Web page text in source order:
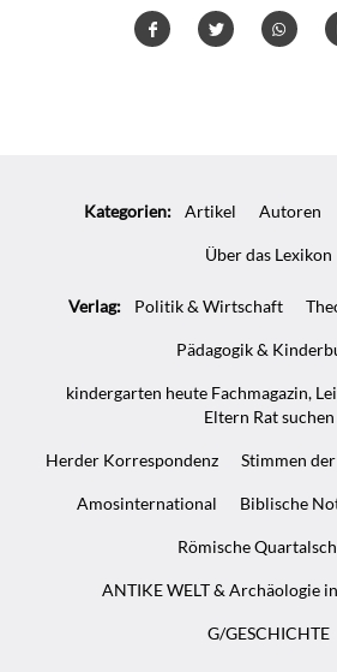
InfosKategorien: Artikel Autoren
Über das Lexikon
Verlag: Politik & Wirtschaft
Pädagogik &
kindergarten heute Fachmagazin,
Eltern Rat suchen
Herder Korrespondenz Stimmen
Amosinternational Biblische
Römische
ANTIKE WELT & Archäologie
G/GESCHICHTE